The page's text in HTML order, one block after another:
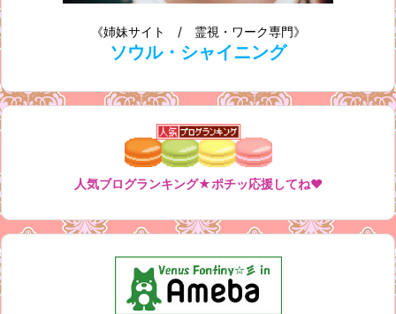
《姉妹サイト / 霊視・ワーク専門》
ソウル・シャイニング
人気ブログランキング★ポチッ応援してね♥